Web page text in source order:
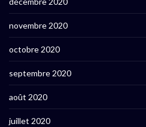
novembre 2020
octobre 2020
septembre 2020
août 2020
juillet 2020